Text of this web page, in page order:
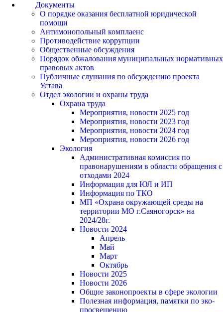
Документы
О порядке оказания бесплатной юридической
помощи
Антимонопольный комплаенс
Противодействие коррупции
Общественные обсуждения
Порядок обжалования муниципальных нормативных
правовых актов
Публичные слушания по обсуждению проекта
Устава
Отдел экологии и охраны труда
Охрана труда
Мероприятия, новости 2025 год
Мероприятия, новости 2023 год
Мероприятия, новости 2024 год
Мероприятия, новости 2026 год
Экология
Административная комиссия по
правонарушениям в области обращения с
отходами 2024
Информация для ЮЛ и ИП
Информация по ТКО
МП «Охрана окружающей среды на
территории МО г.Саяногорск» на
2024/28г.
Новости 2024
Апрель
Май
Март
Октябрь
Новости 2025
Новости 2026
Общие законопроекты в сфере экологии
Полезная информация, памятки по эко-
просвещению